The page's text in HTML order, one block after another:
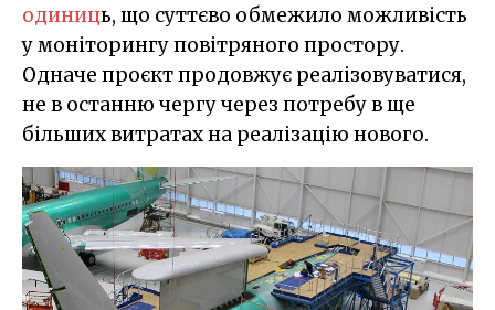
одиниць, що суттєво обмежило можливість
у моніторингу повітряного простору.
Одначе проєкт продовжує реалізовуватися,
не в останню чергу через потребу в ще
більших витратах на реалізацію нового.